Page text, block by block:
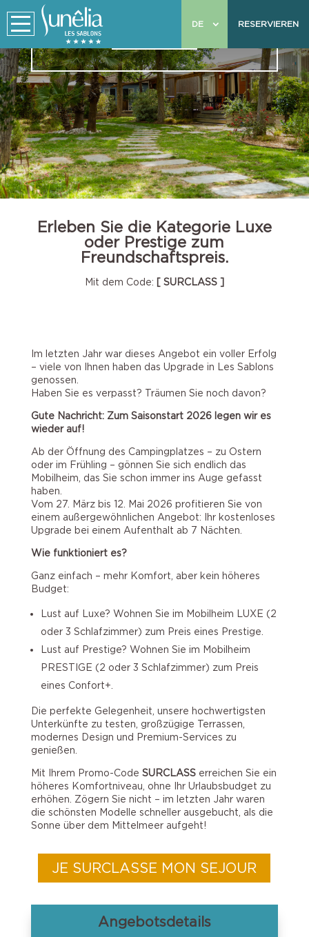
RESERVIEREN
DE
Das Privileg ist zurück:
Ihr kostenloses Upgrade!
Erleben Sie die Kategorie Luxe
oder Prestige zum
Freundschaftspreis.
Mit dem Code: [ SURCLASS ]
Im letzten Jahr war dieses Angebot ein voller Erfolg
– viele von Ihnen haben das Upgrade in Les Sablons
genossen.
Haben Sie es verpasst? Träumen Sie noch davon?
Gute Nachricht: Zum Saisonstart 2026 legen wir es
wieder auf!
Ab der Öffnung des Campingplatzes – zu Ostern
oder im Frühling – gönnen Sie sich endlich das
Mobilheim, das Sie schon immer ins Auge gefasst
haben.
Vom 27. März bis 12. Mai 2026 profitieren Sie von
einem außergewöhnlichen Angebot: Ihr kostenloses
Upgrade bei einem Aufenthalt ab 7 Nächten.
Wie funktioniert es?
Ganz einfach – mehr Komfort, aber kein höheres
Budget:
Lust auf Luxe? Wohnen Sie im Mobilheim LUXE (2
oder 3 Schlafzimmer) zum Preis eines Prestige.
Lust auf Prestige? Wohnen Sie im Mobilheim
PRESTIGE (2 oder 3 Schlafzimmer) zum Preis
eines Confort+.
Die perfekte Gelegenheit, unsere hochwertigsten
Unterkünfte zu testen, großzügige Terrassen,
modernes Design und Premium-Services zu
genießen.
Mit Ihrem Promo-Code SURCLASSerreichen Sie ein
höheres Komfortniveau, ohne Ihr Urlaubsbudget zu
erhöhen. Zögern Sie nicht – im letzten Jahr waren
die schönsten Modelle schneller ausgebucht, als die
Sonne über dem Mittelmeer aufgeht!
JE SURCLASSE MON SEJOUR
Angebotsdetails